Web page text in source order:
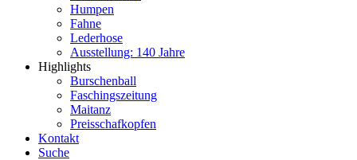
Humpen
Fahne
Lederhose
Ausstellung: 140 Jahre
Highlights
Burschenball
Faschingszeitung
Maitanz
Preisschafkopfen
Kontakt
Suche